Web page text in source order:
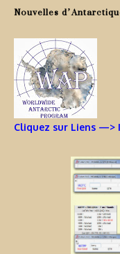
Nouvelles
Cliquez sur Liens —>